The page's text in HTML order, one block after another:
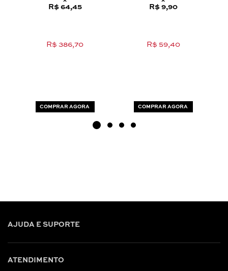
R$ 64,45
R$ 386,70
COMPRAR AGORA
R$ 9,90
R$ 59,40
COMPRAR AGORA
AJUDA E SUPORTE
ATENDIMENTO